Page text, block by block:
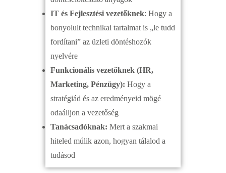
IT és Fejlesztési vezetőknek: Hogy a
bonyolult technikai tartalmat is „le tudd
fordítani” az üzleti döntéshozók
nyelvére
Funkcionális vezetőknek (HR,
Marketing, Pénzügy): Hogy a
stratégiád és az eredményeid mögé
odaálljon a vezetőség
Tanácsadóknak: Mert a szakmai
hiteled múlik azon, hogyan tálalod a
tudásod